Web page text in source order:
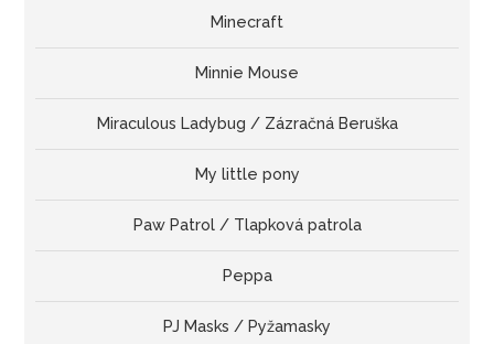
Minecraft
Minnie Mouse
Miraculous Ladybug / Zázračná Beruška
My little pony
Paw Patrol / Tlapková patrola
Peppa
PJ Masks / Pyžamasky